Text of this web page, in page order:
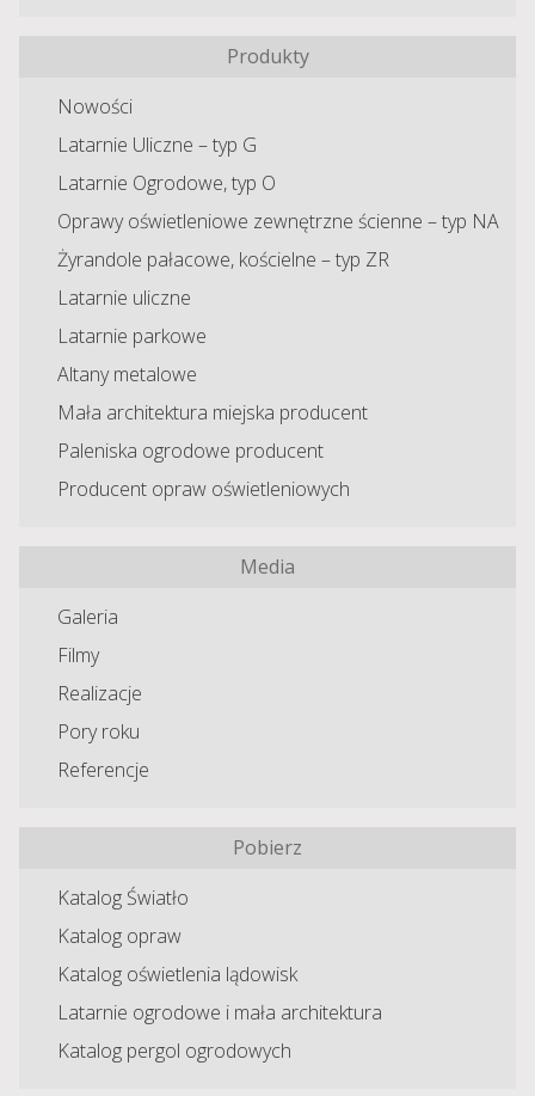
Produkty
Nowości
Latarnie Uliczne – typ G
Latarnie Ogrodowe, typ O
Oprawy oświetleniowe zewnętrzne ścienne – typ NA
Żyrandole pałacowe, kościelne – typ ZR
Latarnie uliczne
Latarnie parkowe
Altany metalowe
Mała architektura miejska producent
Paleniska ogrodowe producent
Producent opraw oświetleniowych
Media
Galeria
Filmy
Realizacje
Pory roku
Referencje
Pobierz
Katalog Światło
Katalog opraw
Katalog oświetlenia lądowisk
Latarnie ogrodowe i mała architektura
Katalog pergol ogrodowych